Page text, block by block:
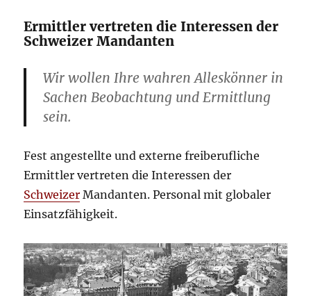
Ermittler vertreten die Interessen der
Schweizer Mandanten
Wir wollen Ihre wahren Alleskönner in
Sachen Beobachtung und Ermittlung
sein.
Fest angestellte und externe freiberufliche
Ermittler vertreten die Interessen der
Schweizer Mandanten. Personal mit globaler
Einsatzfähigkeit.